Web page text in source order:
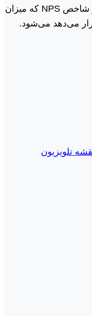
وکیفیت ارائه خدمات MOT ودر آخر شاخص NPS که میزان
می‌دهد می‌شود.
تلویزیون